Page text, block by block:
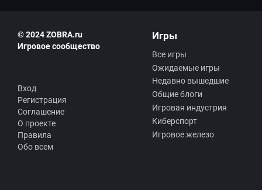
© 2024 ZOBRA.ru
Игровое сообщество
Вход
Регистрация
Соглашение
О проекте
Правила
Обо всем
Игры
Все игры
Ожидаемые игры
Недавно вышедшие
Общие блоги
Игровая индустрия
Киберспорт
Игровое железо